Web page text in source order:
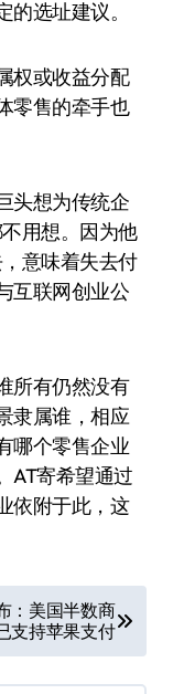
选址建议。
权或收益分配
零售的牵手也
头想为传统企
用想。因为他
意味着失去付
互联网创业公
所有仍然没有
隶属谁，相应
哪个零售企业
AT寄希望通过
依附于此，这
：美国半数商
支持苹果支付